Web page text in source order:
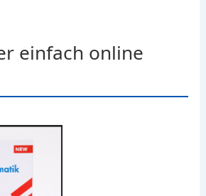
einfach online